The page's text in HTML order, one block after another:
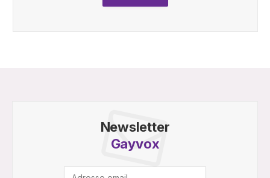
Newsletter
Gayvox